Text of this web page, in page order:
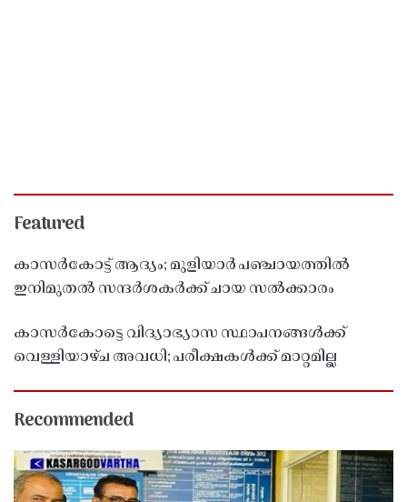
Featured
കാസർകോട്ട് ആദ്യം; മുളിയാർ പഞ്ചായത്തിൽ
ഇനിമുതൽ സന്ദർശകർക്ക് ചായ സൽക്കാരം
കാസർകോട്ടെ വിദ്യാഭ്യാസ സ്ഥാപനങ്ങൾക്ക്
വെള്ളിയാഴ്ച അവധി; പരീക്ഷകൾക്ക് മാറ്റമില്ല
Recommended